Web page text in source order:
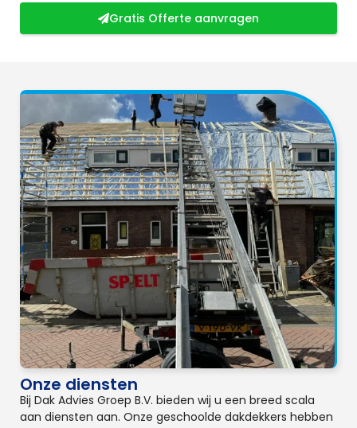
Gratis Offerte aanvragen
Onze diensten
Bij Dak Advies Groep B.V. bieden wij u een breed scala
aan diensten aan. Onze geschoolde dakdekkers hebben